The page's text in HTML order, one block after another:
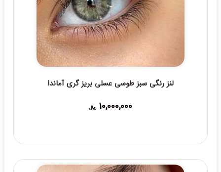
لنز رنگی سبز طوسی عسلی بریز گری آماندا
10,000,000 ریال